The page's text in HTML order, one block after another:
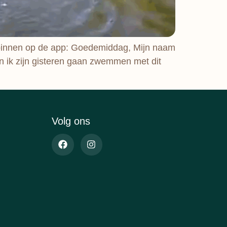
op de app: Goedemiddag, Mijn naam
ik zijn gisteren gaan zwemmen met dit
Volg ons